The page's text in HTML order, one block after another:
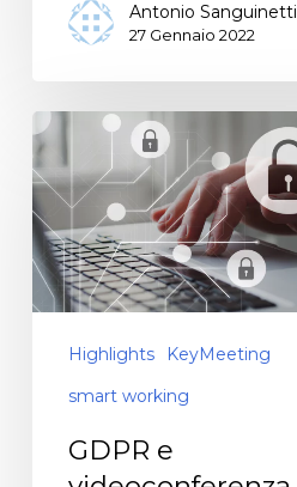
Antonio Sanguinetti
27 Gennaio 2022
Highlights
KeyMeeting
smart working
GDPR e